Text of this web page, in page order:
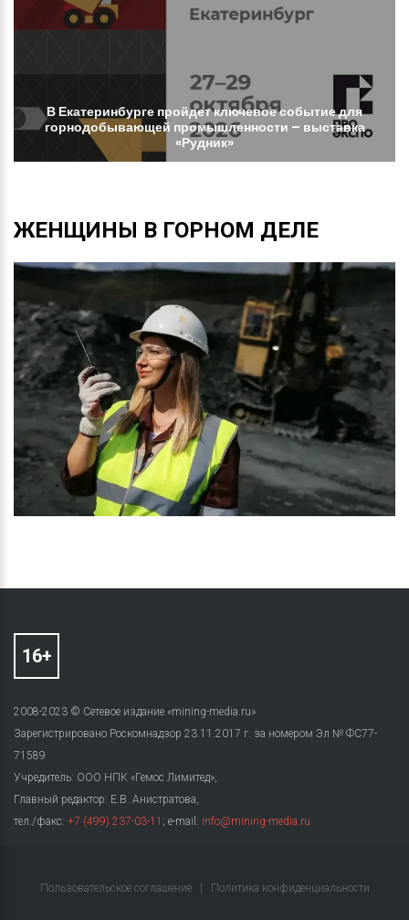
В Екатеринбурге пройдетключевоесобытиедля
горнодобывающей промышленности – выставка
«Рудник»
ЖЕНЩИНЫ В ГОРНОМ ДЕЛЕ
2008-2023 © Сетевое издание «mining-media.ru»
Зарегистрировано Роскомнадзор 23.11.2017 г. за номером Эл № ФС77-
71589
Учредитель: ООО НПК «Гемос Лимитед»,
Главный редактор: Е.В. Анистратова,
тел./факс: +7 (499) 237-03-11 ; e-mail: info@mining-media.ru
Пользовательское соглашение Политика конфиденциальности